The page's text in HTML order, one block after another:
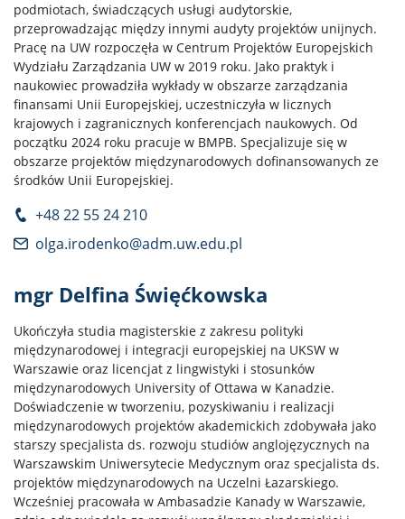
podmiotach, świadczących usługi audytorskie,
przeprowadzając między innymi audyty projektów unijnych.
Pracę na UW rozpoczęła w Centrum Projektów Europejskich
Wydziału Zarządzania UW w 2019 roku. Jako praktyk i
naukowiec prowadziła wykłady w obszarze zarządzania
finansami Unii Europejskiej, uczestniczyła w licznych
krajowych i zagranicznych konferencjach naukowych. Od
początku 2024 roku pracuje w BMPB. Specjalizuje się w
obszarze projektów międzynarodowych dofinansowanych ze
środków Unii Europejskiej.
+48 22 55 24 210
olga.irodenko@adm.uw.edu.pl
mgr Delfina Święćkowska
Ukończyła studia magisterskie z zakresu polityki
międzynarodowej i integracji europejskiej na UKSW w
Warszawie oraz licencjat z lingwistyki i stosunków
międzynarodowych University of Ottawa w Kanadzie.
Doświadczenie w tworzeniu, pozyskiwaniu i realizacji
międzynarodowych projektów akademickich zdobywała jako
starszy specjalista ds. rozwoju studiów anglojęzycznych na
Warszawskim Uniwersytecie Medycznym oraz specjalista ds.
projektów międzynarodowych na Uczelni Łazarskiego.
Wcześniej pracowała w Ambasadzie Kanady w Warszawie,